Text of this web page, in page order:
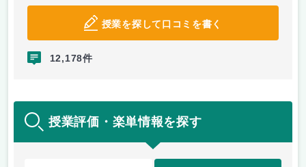
授業を探して口コミを書く
12,178件
授業評価・楽単情報を探す